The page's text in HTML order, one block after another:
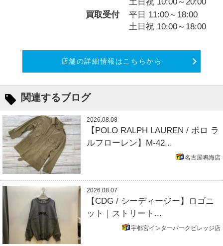
買取受付
平日 11:00～18:00
土日祝 10:00～18:00
店舗の詳細情報はこちらから
関連するブログ
2026.08.08
【POLO RALPH LAUREN / ポロ ラ
ルフローレン】M-42...
名古屋鳴海店
2026.08.07
【CDG / シーディージー】ロゴニ
ット｜ストリート...
宇都宮インターパークビレッジ店